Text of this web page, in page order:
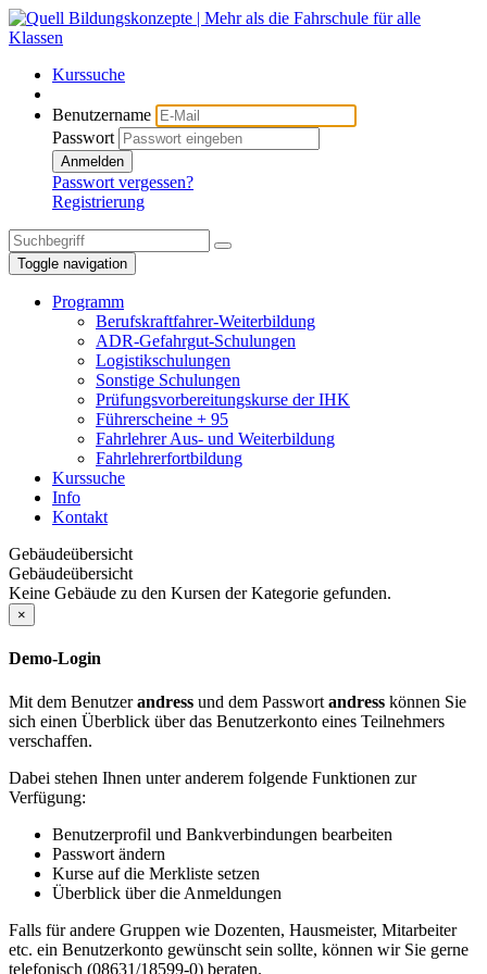
Kurssuche
Benutzername
Passwort
Anmelden
Passwort vergessen?
Registrierung
Toggle navigation
Programm
Berufskraftfahrer-Weiterbildung
ADR-Gefahrgut-Schulungen
Logistikschulungen
Sonstige Schulungen
Prüfungsvorbereitungskurse der IHK
Führerscheine + 95
Fahrlehrer Aus- und Weiterbildung
Fahrlehrerfortbildung
Kurssuche
Info
Kontakt
Gebäudeübersicht
Gebäudeübersicht
Keine Gebäude zu den Kursen der Kategorie gefunden.
×
Demo-Login
Mit dem Benutzerandress und dem Passwort andress können Sie
sich einen Überblick über das Benutzerkonto eines Teilnehmers
verschaffen.
Dabei stehen Ihnen unter anderem folgende Funktionen zur
Verfügung:
Benutzerprofil und Bankverbindungen bearbeiten
Passwort ändern
Kurse auf die Merkliste setzen
Überblick über die Anmeldungen
Falls für andere Gruppen wie Dozenten, Hausmeister, Mitarbeiter
etc. ein Benutzerkonto gewünscht sein sollte, können wir Sie gerne
telefonisch (08631/18599-0) beraten.